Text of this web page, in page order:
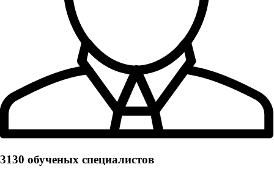
3130 обученых cпециалистов